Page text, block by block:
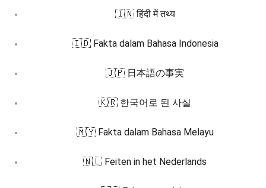
🇮🇳 हिंदी में तथ्य
🇮🇩 Fakta dalam Bahasa Indonesia
🇯🇵 日本語の事実
🇰🇷 한국어로 된 사실
🇲🇾 Fakta dalam Bahasa Melayu
🇳🇱 Feiten in het Nederlands